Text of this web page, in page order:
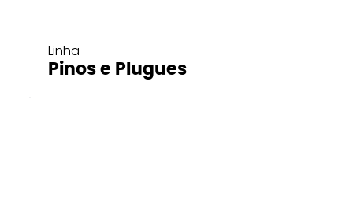
Linha
Pinos e Plugues